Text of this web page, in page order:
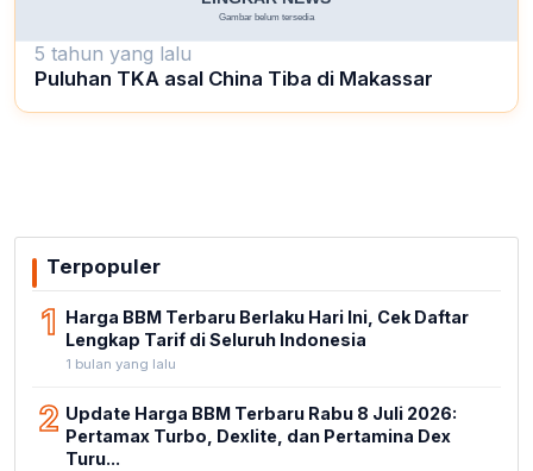
5 tahun yang lalu
Puluhan TKA asal China Tiba di Makassar
Terpopuler
1 Harga BBM Terbaru Berlaku Hari Ini, Cek Daftar
Lengkap Tarif di Seluruh Indonesia
1 bulan yang lalu
2 Update Harga BBM Terbaru Rabu 8 Juli 2026:
Pertamax Turbo, Dexlite, dan Pertamina Dex
Turu...